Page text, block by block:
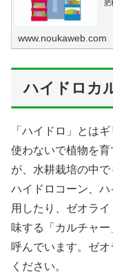
肥
www.noukaweb.com
ハイドロカ
「ハイドロ」とは
使わないで植物を
が、水耕栽培の中で
ハイドロコーン、
用したり、ゼオラ
味する「カルチャ
呼んでいます。ゼ
ください。